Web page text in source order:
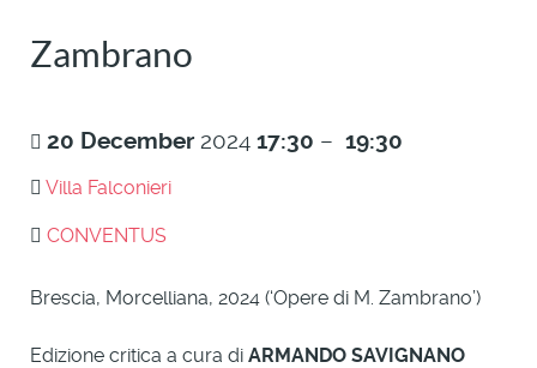
Zambrano
20 December 2024 17:30 – 19:30
Villa Falconieri
CONVENTUS
Brescia, Morcelliana, 2024 (‘Opere di M. Zambrano’)
Edizione critica a cura di ARMANDO SAVIGNANO